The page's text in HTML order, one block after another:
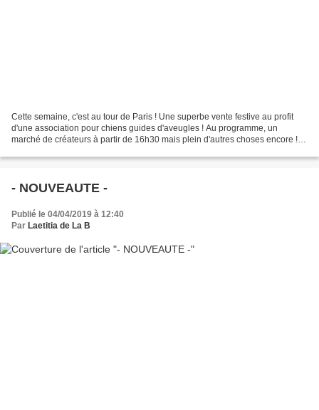
Cette semaine, c'est au tour de Paris ! Une superbe vente festive au profit
d'une association pour chiens guides d'aveugles ! Au programme, un
marché de créateurs à partir de 16h30 mais plein d'autres choses encore !
- NOUVEAUTE -
Publié le 04/04/2019 à 12:40
Par Laetitia de La B